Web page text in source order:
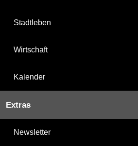
Stadtleben
Wirtschaft
Kalender
Extras
Newsletter